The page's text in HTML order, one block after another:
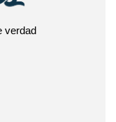
verdad